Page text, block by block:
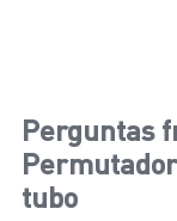
Perguntas
tubo